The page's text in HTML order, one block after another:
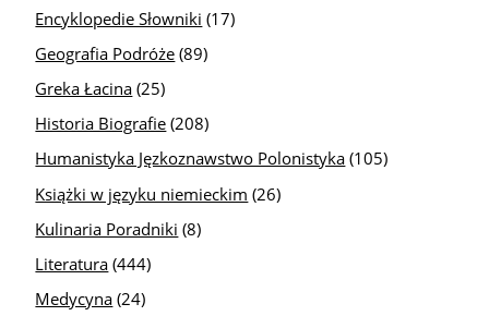
Encyklopedie Słowniki (17)
Geografia Podróże (89)
Greka Łacina (25)
Historia Biografie (208)
Humanistyka Jęzkoznawstwo Polonistyka (105)
Książki w języku niemieckim (26)
Kulinaria Poradniki (8)
Literatura (444)
Medycyna (24)